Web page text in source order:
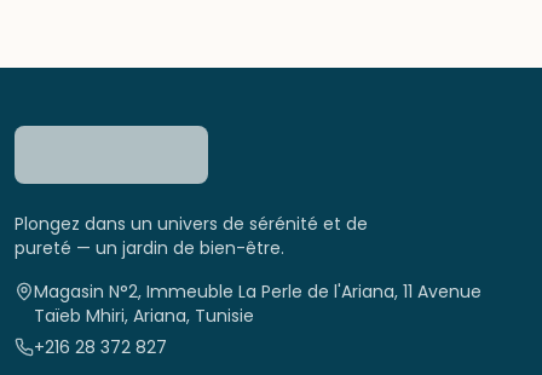
Plongez dans un univers de sérénité et de
pureté — un jardin de bien-être.
Magasin N°2, Immeuble La Perle de l'Ariana, 11 Avenue
Taïeb Mhiri, Ariana, Tunisie
+216 28 372 827